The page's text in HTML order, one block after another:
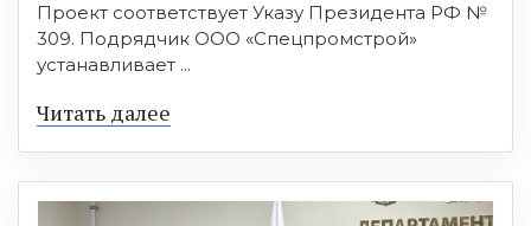
Проект соответствует Указу Президента РФ №
309. Подрядчик ООО «Спецпромстрой»
устанавливает ...
Читать далее